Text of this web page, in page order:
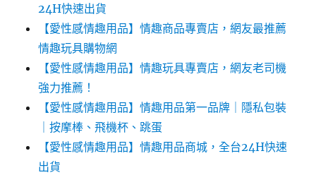
24H快速出貨
【愛性感情趣用品】情趣商品專賣店，網友最推薦
情趣玩具購物網
【愛性感情趣用品】情趣玩具專賣店，網友老司機
強力推薦！
【愛性感情趣用品】情趣用品第一品牌｜隱私包裝
｜按摩棒、飛機杯、跳蛋
【愛性感情趣用品】情趣用品商城，全台24H快速
出貨